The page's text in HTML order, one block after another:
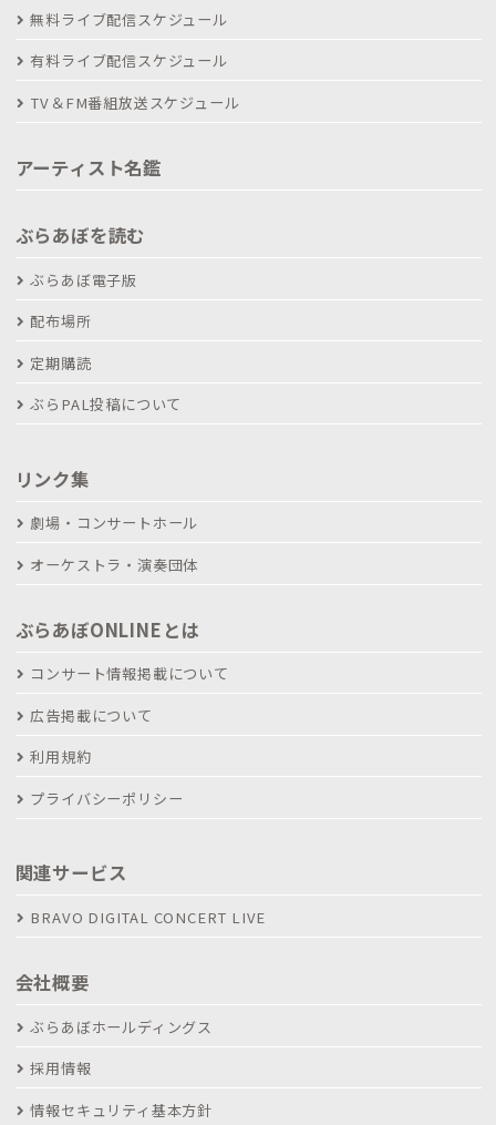
無料ライブ配信スケジュール
有料ライブ配信スケジュール
TV＆FM番組放送スケジュール
アーティスト名鑑
ぶらあぼを読む
ぶらあぼ電子版
配布場所
定期購読
ぶらPAL投稿について
リンク集
劇場・コンサートホール
オーケストラ・演奏団体
ぶらあぼONLINEとは
コンサート情報掲載について
広告掲載について
利用規約
プライバシーポリシー
関連サービス
BRAVO DIGITAL CONCERT LIVE
会社概要
ぶらあぼホールディングス
採用情報
情報セキュリティ基本方針